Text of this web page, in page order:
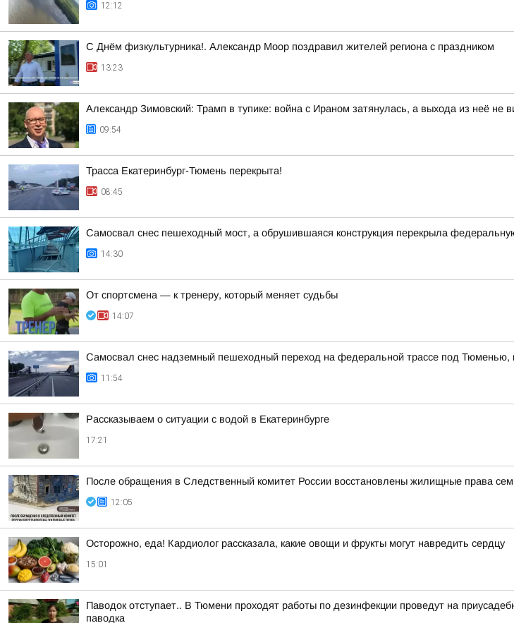
12:12
С Днём физкультурника!. Александр Моор поздравил жителей региона с праздником
13:23
Александр Зимовский: Трамп в тупике: война с Ираном затянулась, а выхода из неё не
09:54
Трасса Екатеринбург-Тюмень перекрыта!
08:45
Самосвал снес пешеходный мост, а обрушившаяся конструкция перекрыла
14:30
От спортсмена — к тренеру, который меняет судьбы
14:07
Самосвал снес надземный пешеходный переход на федеральной трассе под Тюменью,
11:54
Рассказываем о ситуации с водой в Екатеринбурге
17:21
После обращения в Следственный комитет России восстановлены жилищные права
12:05
Осторожно, еда! Кардиолог рассказала, какие овощи и фрукты могут навредить сердцу
15:01
Паводок отступает.. В Тюмени проходят работы по дезинфекции проведут на
паводка